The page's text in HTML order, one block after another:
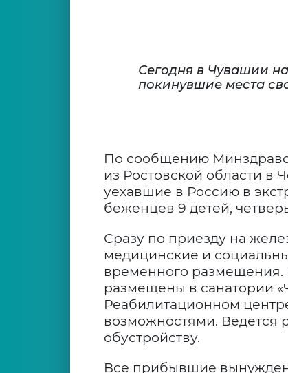
Сегодня в Чувашии
покинувшие места
По сообщению
из Ростовской области
уехавшие в Россию в
беженцев 9 детей,
Сразу по приезду на
медицинские и
временного
размещены в санатории
Реабилитационном
возможностями. Ведется
обустройству.
Все прибывшие